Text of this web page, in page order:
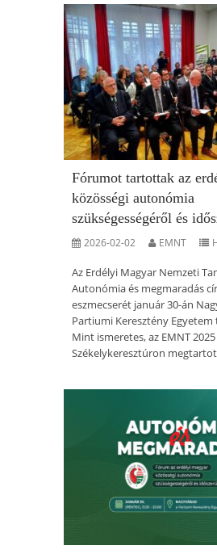
Fórumot tartottak az
közösségi autonómia
szükségességéről és
2026-02-02 EMNT
Az Erdélyi Magyar Nemzeti
Autonómia és megmaradás
eszmecserét január 30-án
Partiumi Keresztény
Mint ismeretes, az EMNT
Székelykeresztúron